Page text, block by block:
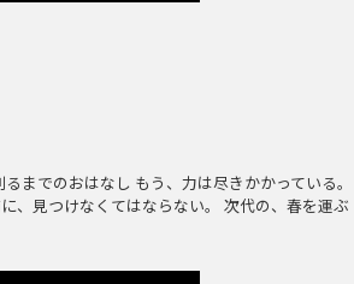
までのおはなし もう、力は尽きかかっている。
、見つけなくてはならない。 次代の、春を運ぶ